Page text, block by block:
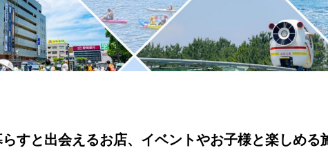
すと出会えるお店、イベントやお子様と楽しめる